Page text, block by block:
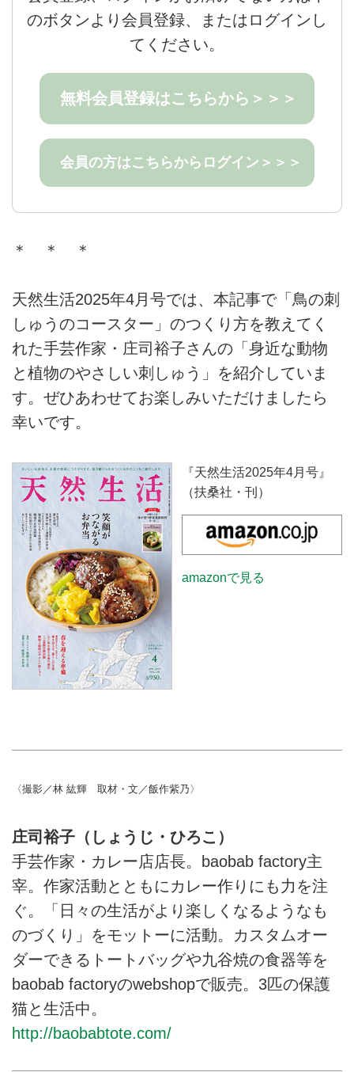
のボタンより会員登録、またはログインし
てください。
無料会員登録はこちらから＞＞＞
会員の方はこちらからログイン＞＞＞
＊ ＊ ＊
天然生活2025年4月号では、本記事で「鳥の刺
しゅうのコースター」のつくり方を教えてく
れた手芸作家・庄司裕子さんの「身近な動物
と植物のやさしい刺しゅう」を紹介していま
す。ぜひあわせてお楽しみいただけましたら
幸いです。
『天然生活2025年4月号』
（扶桑社・刊）
amazonで見る
〈撮影／林 紘輝 取材・文／飯作紫乃〉
庄司裕子（しょうじ・ひろこ）
手芸作家・カレー店店長。baobab factory主
宰。作家活動とともにカレー作りにも力を注
ぐ。「日々の生活がより楽しくなるようなも
のづくり」をモットーに活動。カスタムオー
ダーできるトートバッグや九谷焼の食器等を
baobab factoryのwebshopで販売。3匹の保護
猫と生活中。
http://baobabtote.com/